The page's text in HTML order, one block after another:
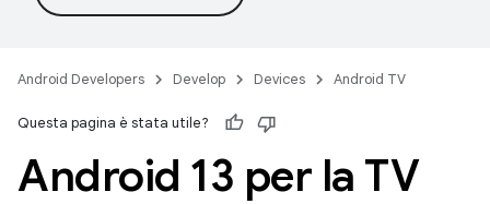
Android Developers Develop Devices Android TV
Questa pagina è stata utile?
Android 13 per la TV